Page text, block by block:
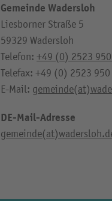
Gemeinde Wadersloh
Liesborner Straße 5
59329 Wadersloh
Telefon: +49 (0) 2523
Telefax: +49 (0) 2523
E-Mail:
DE-Mail-Adresse